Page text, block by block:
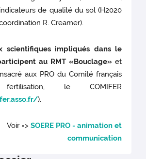
de qualité du sol (H2020
R. Creamer).
scientifiques impliqués dans le
au RMT «Bouclage»et
aux PRO du Comité français
le COMIFER
).
Voir => SOERE PRO - animation et
communication